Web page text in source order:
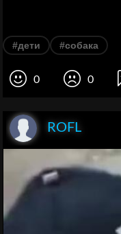
#дети #собака
0 0
ROFL